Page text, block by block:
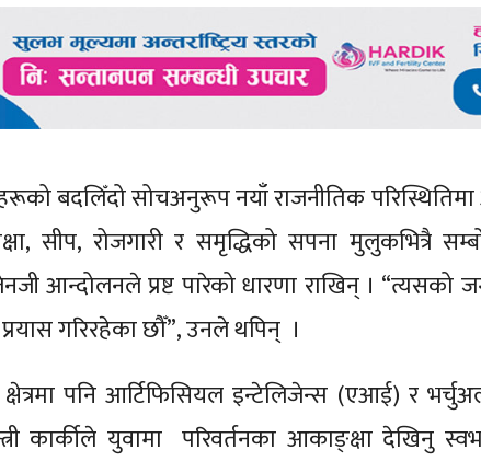
बदलिँदो सोचअनुरूप नयाँ राजनीतिक
सीप, रोजगारी र समृद्धिको सपना मुलुकभित्रै
आन्दोलनले प्रष्ट पारेको धारणा राखिन् । “त्यसको
गरिरहेका छौँ”, उनले थपिन् ।
पनि आर्टिफिसियल इन्टेलिजेन्स (एआई) र
कार्कीले युवामा परिवर्तनका आकाङ्क्षा देखिनु